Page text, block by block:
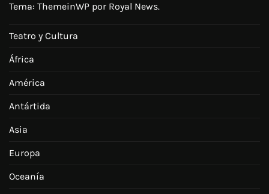
Tema: ThemeinWP por Royal News.
Teatro y Cultura
África
América
Antártida
Asia
Europa
Oceanía